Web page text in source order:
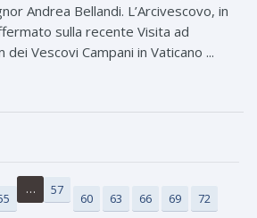
Andrea Bellandi. L’Arcivescovo, in
sulla recente Visita ad
Vescovi Campani in Vaticano ...
… 57
60 63 66 69 72